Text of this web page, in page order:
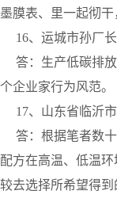
墨膜表、里一起彻干
16、运城市孙厂长
答：生产低碳排放
个企业家行为风范。
17、山东省临沂市
答：根据笔者数十
配方在高温、低温
较去选择所希望得到